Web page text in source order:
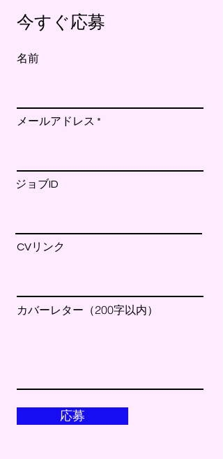
今すぐ応募
名前
メールアドレス
ジョブID
CVリンク
カバーレター（200字以内）
応募